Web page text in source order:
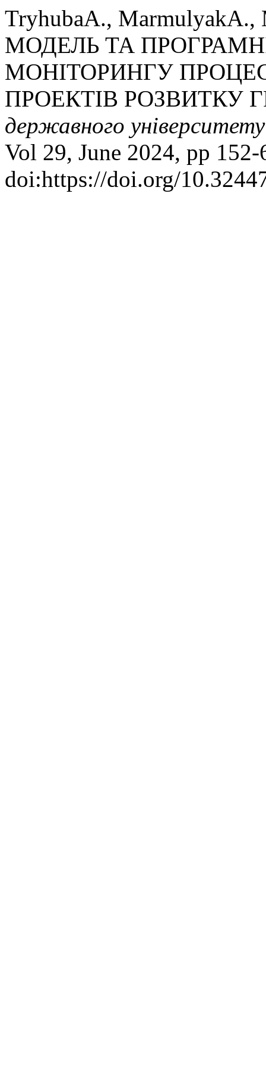
TryhubaА., MarmulyakА.,
МОДЕЛЬ ТА
МОНІТОРИНГУ
ПРОЕКТІВ РОЗВИТКУ
державного
Vol 29, June 2024, pp 152-
doi:https://doi.org/